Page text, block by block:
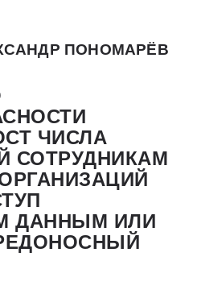
ПОНОМАРЁВ
ЧИСЛА
СОТРУДНИКАМ
ДАННЫМ ИЛИ